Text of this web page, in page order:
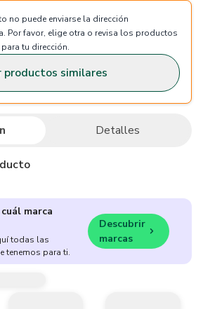
no puede enviarse la dirección
Por favor, elige otra o revisa los productos
tu dirección.
productos similares
Detalles
marca
todas las
tenemos para ti.
Descubrir
marcas